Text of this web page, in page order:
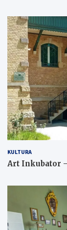
KULTURA
Art Inkubator